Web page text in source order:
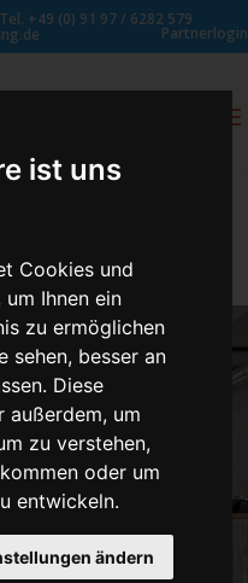
ist uns
Cookies und
Ihnen ein
zu ermöglichen
sehen, besser an
Diese
außerdem, um
zu verstehen,
oder um
entwickeln.
ändern
+49 (0) 91 97 / 6282 579
Partnerlogin
3, 2017